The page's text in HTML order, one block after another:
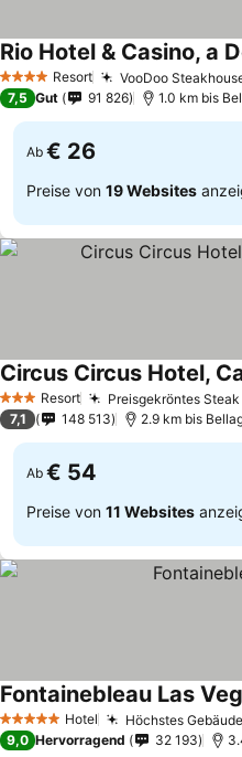
4 Sterne Resort VooDoo
7,5 Gut 91 826 1.0 km bis
Ab € 26
Preise von 19 Websites
3 SterneResort Preisgekröntes
Circus Circus Hotel,
7,1 148 513 2.9 km bis
Ab € 54
Preise von 11 Websites
5 Sterne Hotel Höchstes
Fontainebleau Las
9,0 Hervorragend 32 193